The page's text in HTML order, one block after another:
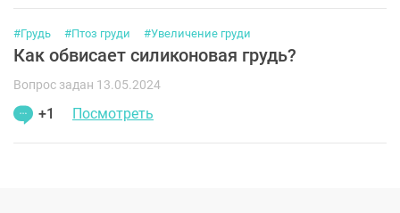
#Грудь #Птоз груди #Увеличение груди
Как обвисает силиконовая грудь?
Вопрос задан 13.05.2024
+1 Посмотреть